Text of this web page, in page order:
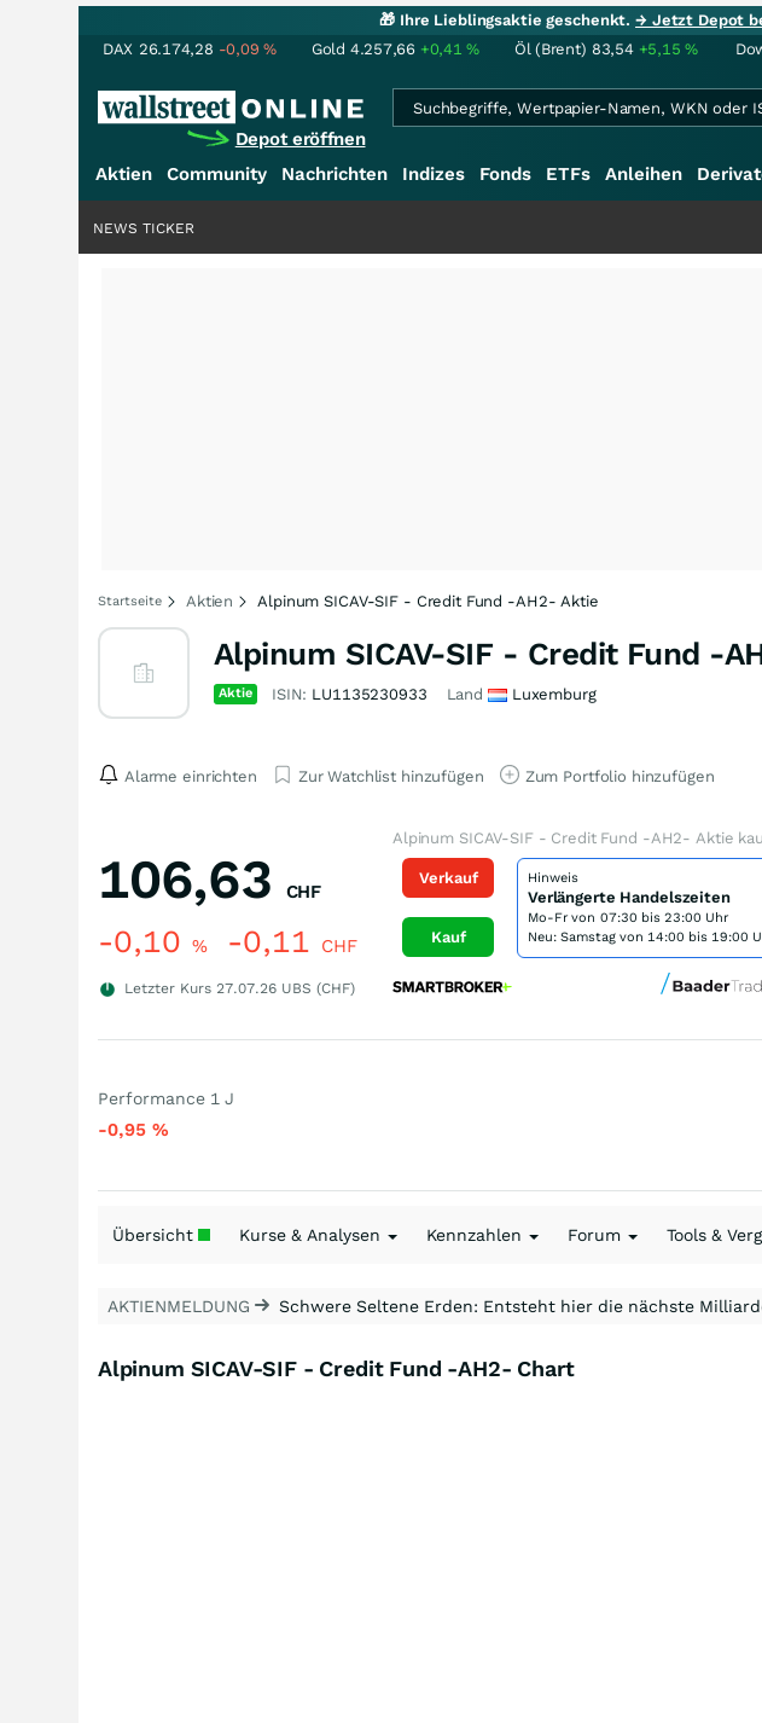
🎁 Ihre Lieblingsaktie geschenkt.→ Jetzt Depot
DAX 26.174,28 -0,09% Gold 4.257,66 +0,41% Öl (Brent) 83,54 +5,15%
Depot eröffnen
Aktien Community Nachrichten Indizes Fonds ETFs Anleihen
NEWS TICKER
Startseite Aktien Alpinum SICAV-SIF - Credit Fund -AH2- Aktie
Alpinum SICAV-SIF - Credit Fund -
Aktie ISIN: LU1135230933 Land Luxemburg
Alarme einrichten Zur Watchlist hinzufügen Zum Portfolio hinzufügen
106,63 CHF
-0,10 % -0,11 CHF
Letzter Kurs 27.07.26 UBS (CHF)
Alpinum SICAV-SIF - Credit Fund -AH2- Aktie
Verkauf
Kauf
Hinweis
Verlängerte Handelszeiten
Mo-Fr von 07:30 bis 23:00 Uhr
Neu: Samstag von 14:00 bis 19:00
Performance 1 J
-0,95 %
Übersicht Kurse & Analysen Kennzahlen Forum Tools &
AKTIENMELDUNG Schwere Seltene Erden: Entsteht hier die nächste
Alpinum SICAV-SIF - Credit Fund -AH2- Chart